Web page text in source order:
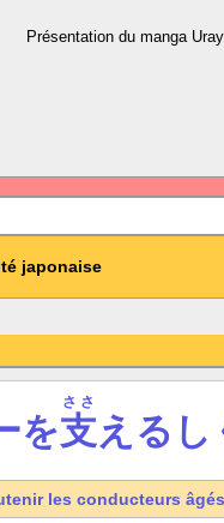
Présentation du manga
japonaise
を支
ささ
えるし
les conducteurs âgés